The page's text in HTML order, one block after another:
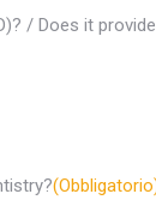
/ Does it